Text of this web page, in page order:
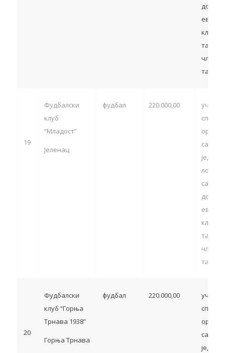
члан
тачка
19
Фудбалски
клуб
“Младост”
Јеленац
фудбал 220.000,00
са
члан
тачка
20
Фудбалски
клуб “Горња
Трнава 1938”
Горња Трнава
фудбал 220.000,00
са